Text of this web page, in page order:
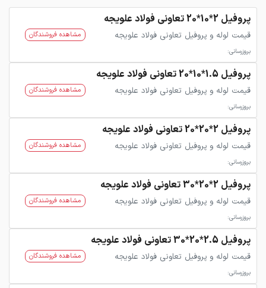
پروفیل 2*10*20 تعاونی فولاد علویجه
قیمت لوله و پروفیل تعاونی فولاد علویجه
بروزرسانی:
مشاهده فروشندگان
پروفیل 1.5*10*20 تعاونی فولاد علویجه
قیمت لوله و پروفیل تعاونی فولاد علویجه
بروزرسانی:
مشاهده فروشندگان
پروفیل 2*20*20 تعاونی فولاد علویجه
قیمت لوله و پروفیل تعاونی فولاد علویجه
بروزرسانی:
مشاهده فروشندگان
پروفیل 2*20*30 تعاونی فولاد علویجه
قیمت لوله و پروفیل تعاونی فولاد علویجه
بروزرسانی:
مشاهده فروشندگان
پروفیل 2.5*20*30 تعاونی فولاد علویجه
قیمت لوله و پروفیل تعاونی فولاد علویجه
بروزرسانی:
مشاهده فروشندگان